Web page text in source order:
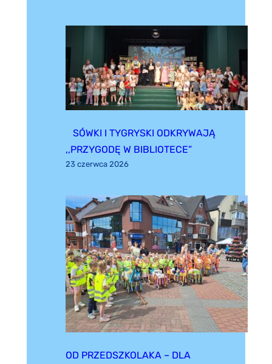
SÓWKI I TYGRYSKI ODKRYWAJĄ
,,PRZYGODĘ W BIBLIOTECE”
23 czerwca 2026
OD PRZEDSZKOLAKA – DLA